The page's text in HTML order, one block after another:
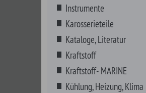
Lenkungsteile
Marine Zubehör
MECHANIX Wear
Motor Komplett
Motorenteile
Non-Automotive
NOS Systeme